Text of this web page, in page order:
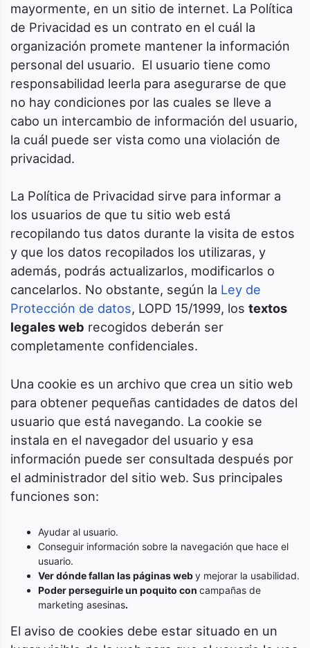
mayormente, en un sitio de internet. La Política
de Privacidad es un contrato en el cuál la
organización promete mantener la información
personal del usuario. El usuario tiene como
responsabilidad leerla para asegurarse de que
no hay condiciones por las cuales se lleve a
cabo un intercambio de información del usuario,
la cuál puede ser vista como una violación de
privacidad.
La Política de Privacidad sirve para informar a
los usuarios de que tu sitio web está
recopilando tus datos durante la visita de estos
y que los datos recopilados los utilizaras, y
además, podrás actualizarlos, modificarlos o
cancelarlos. No obstante, según la Ley de
Protección de datos, LOPD 15/1999, los textos
legales web recogidos deberán ser
completamente confidenciales.
Una cookie es un archivo que crea un sitio web
para obtener pequeñas cantidades de datos del
usuario que está navegando. La cookie se
instala en el navegador del usuario y esa
información puede ser consultada después por
el administrador del sitio web. Sus principales
funciones son:
Ayudar al usuario.
Conseguir información sobre la navegación que hace el
usuario.
Ver dónde fallan las páginas weby mejorar la usabilidad.
Poder perseguirle un poquito con campañas de
marketing asesinas.
El aviso de cookies debe estar situado en un